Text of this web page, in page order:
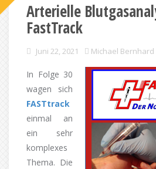
Arterielle
FastTrack
Juni 22, 2021 Michael Bernhard
In Folge 30
wagen sich
FASTtrack
einmal an
ein sehr
komplexes
Thema. Die